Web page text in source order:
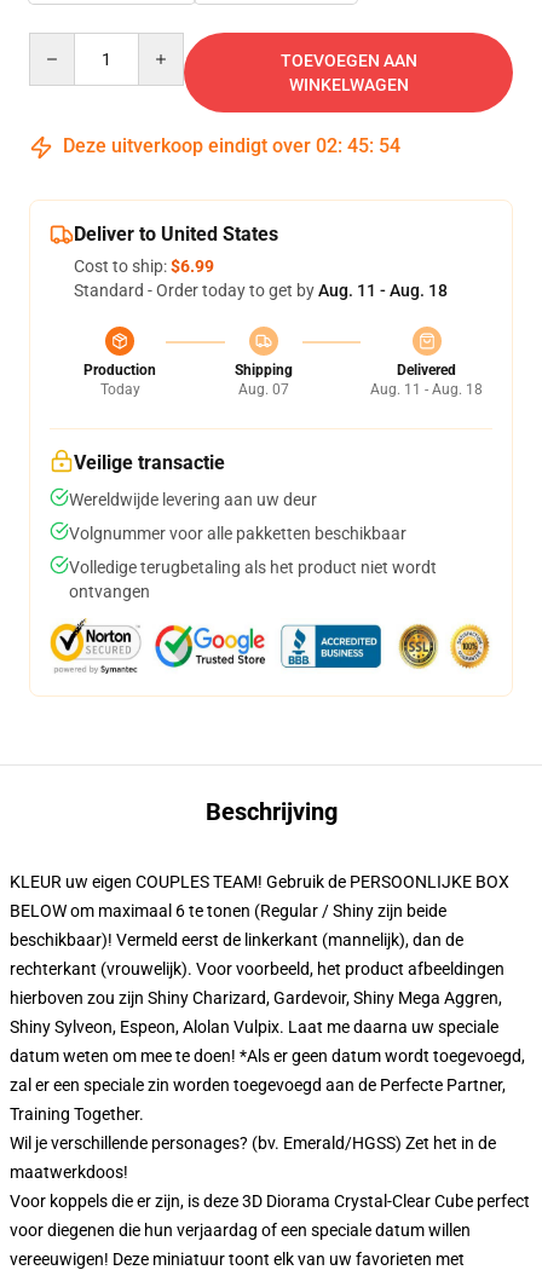
TOEVOEGEN AAN
WINKELWAGEN
Deze uitverkoop eindigt over 02: 45: 53
Deliver to United States
Cost to ship:$6.99
Standard - Order today to get byAug. 11 - Aug. 18
Production
Today
Shipping
Aug. 07
Delivered
Aug. 11 - Aug. 18
Veilige transactie
Wereldwijde levering aan uw deur
Volgnummer voor alle pakketten beschikbaar
Volledige terugbetaling als het product niet wordt
ontvangen
Beschrijving
KLEUR uw eigen COUPLES TEAM! Gebruik de PERSOONLIJKE BOX
BELOW om maximaal 6 te tonen (Regular / Shiny zijn beide
beschikbaar)! Vermeld eerst de linkerkant (mannelijk), dan de
rechterkant (vrouwelijk). Voor voorbeeld, het product afbeeldingen
hierboven zou zijn Shiny Charizard, Gardevoir, Shiny Mega Aggren,
Shiny Sylveon, Espeon, Alolan Vulpix. Laat me daarna uw speciale
datum weten om mee te doen! *Als er geen datum wordt toegevoegd,
zal er een speciale zin worden toegevoegd aan de Perfecte Partner,
Training Together.
Wil je verschillende personages? (bv. Emerald/HGSS) Zet het in de
maatwerkdoos!
Voor koppels die er zijn, is deze 3D Diorama Crystal-Clear Cube perfect
voor diegenen die hun verjaardag of een speciale datum willen
vereeuwigen! Deze miniatuur toont elk van uw favorieten met